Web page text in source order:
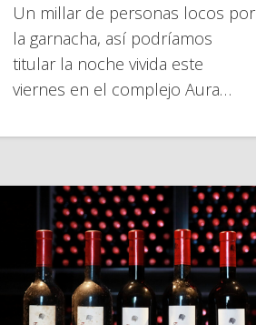
Un millar de personas locos por
la garnacha, así podríamos
titular la noche vivida este
viernes en el complejo Aura…